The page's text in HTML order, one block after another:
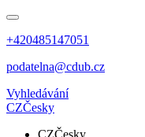
+420485147051
podatelna@cdub.cz
Vyhledávání
CZČesky
CZČesky